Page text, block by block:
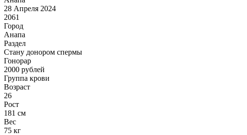
28 Апреля 2024
2061
Город
Анапа
Раздел
Стану донором спермы
Гонoрар
2000 рублей
Группа крови
Возраст
26
Рост
181 см
Вес
75 кг